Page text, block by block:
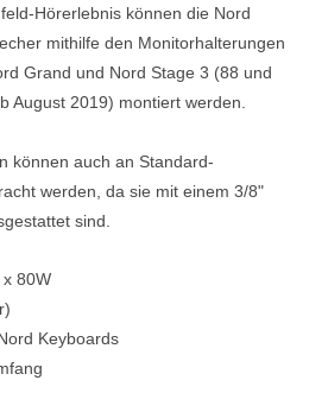
Hörerlebnis können die Nord
mithilfe den Monitorhalterungen
Grand und Nord Stage 3 (88 und
August 2019) montiert werden.
können auch an Standard-
werden, da sie mit einem 3/8"
sind.
80W
Keyboards